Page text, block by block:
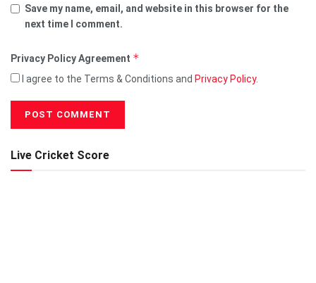
Save my name, email, and website in this browser for the
next time I comment.
Privacy Policy Agreement *
I agree to the Terms & Conditions and Privacy Policy.
Live Cricket Score